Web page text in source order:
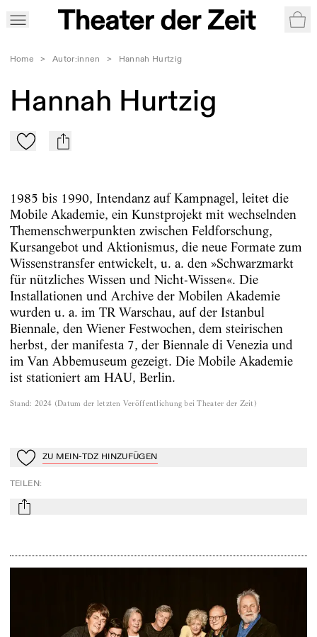
Home > Autor:innen > Hannah Hurtzig
Hannah Hurtzig
Zu Mein-TdZ hinzufügen
mail
1985 bis 1990, Intendanz auf Kampnagel, leitet die
Mobile Akademie, ein Kunstprojekt mit wechselnden
Themenschwerpunkten zwischen Feldforschung,
Kursangebot und Aktionismus, die neue Formate zum
Wissenstransfer entwickelt, u. a. den »Schwarzmarkt
für nützliches Wissen und Nicht-Wissen«. Die
Installationen und Archive der Mobilen Akademie
wurden u. a. im TR Warschau, auf der Istanbul
Biennale, den Wiener Festwochen, dem steirischen
herbst, der manifesta 7, der Biennale di Venezia und
im Van Abbemuseum gezeigt. Die Mobile Akademie
ist stationiert am HAU, Berlin.
Stand: 2024 (Datum der letzten Veröffentlichung bei Theater der Zeit )
Zu Mein-TdZ hinzufügen
ZU MEIN-TDZ HINZUFÜGEN
TEILEN:
mail